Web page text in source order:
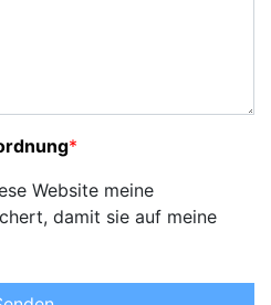
*
Website meine
damit sie auf meine